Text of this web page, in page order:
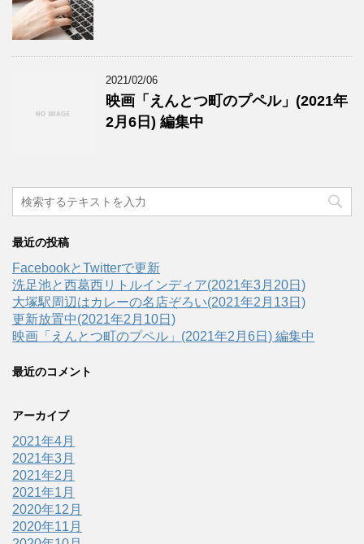
2021/02/06
映画「えんとつ町のプペル」(2021年
2月6日) 編集中
最近の投稿
FacebookとTwitterで更新
洗足池と西葛西リトルインディア(2021年3月20日)
大塚駅周辺はカレーの名店ぞろい(2021年2月13日)
更新放置中(2021年2月10日)
映画「えんとつ町のプペル」(2021年2月6日) 編集中
最近のコメント
アーカイブ
2021年4月
2021年3月
2021年2月
2021年1月
2020年12月
2020年11月